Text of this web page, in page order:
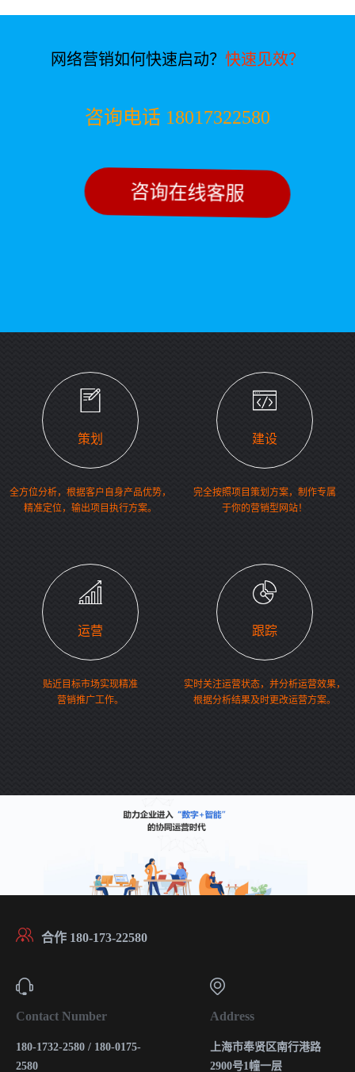
网络营销如何快速启动？ 快速见效？
咨询电话 18017322580
咨询在线客服
策划
全方位分析，根据客户自身产品优势，
精准定位，输出项目执行方案。
建设
完全按照项目策划方案，制作专属
于你的营销型网站！
运营
贴近目标市场实现精准
营销推广工作。
跟踪
实时关注运营状态，并分析运营效果，
根据分析结果及时更改运营方案。
合作 180-173-22580
Contact Number
180-1732-2580 / 180-0175-
2580
Address
上海市奉贤区南行港路
2900号1幢一层